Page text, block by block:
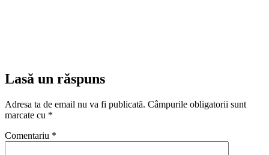
Lasă un răspuns
Adresa ta de email nu va fi publicată. Câmpurile obligatorii sunt
marcate cu *
Comentariu *